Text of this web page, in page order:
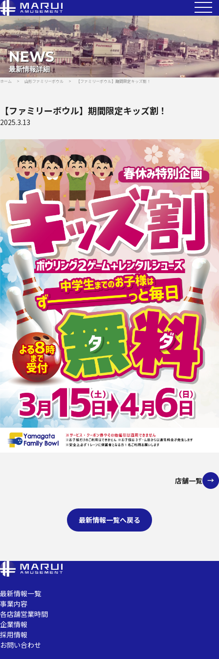
NEWS
最新情報詳細
ホーム > 山形ファミリーボウル > 【ファミリーボウル】期間限定キッズ割！
【ファミリーボウル】期間限定キッズ割！
2025.3.13
店舗一覧
最新情報一覧へ戻る
最新情報一覧
事業内容
各店舗営業時間
企業情報
採用情報
お問い合わせ